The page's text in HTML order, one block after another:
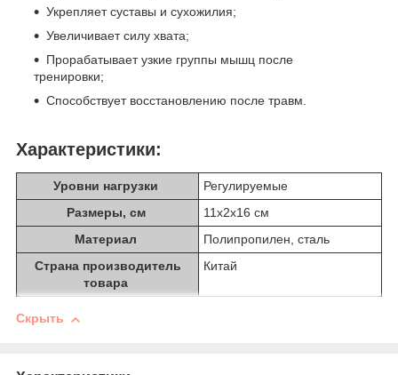
Укрепляет суставы и сухожилия;
Увеличивает силу хвата;
Прорабатывает узкие группы мышц после
тренировки;
Способствует восстановлению после травм.
Характеристики:
Уровни нагрузки
Регулируемые
Размеры, см
11х2х16 см
Материал
Полипропилен, сталь
Страна производитель
товара
Китай
Скрыть